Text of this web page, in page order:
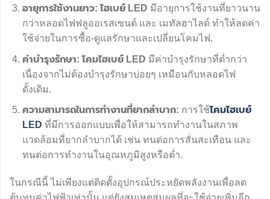
อายุการใช้งานยาว: ไฮเบย์ LED มีอายุการใช้งานที่ยาวนาน
กว่าหลอดไฟฟลูออเรสเซนต์ และ เมทัลฮาไลด์ ทำให้ลดค่า
ใช้จ่ายในการซื้อ-ดูแลรักษาและเปลี่ยนโคมไฟ.
ค่าบำรุงรักษา: โคมไฮเบย์ LED มีค่าบำรุงรักษาที่ต่ำกว่า
เนื่องจากไม่ต้องบำรุงรักษาบ่อยๆ เหมือนกับหลอดไฟ
ดั้งเดิม.
ความสามารถในการทำงานที่ยากลำบาก: การใช้โคมไฮเบย์
LED ที่มีการออกแบบเพื่อให้สามารถทำงานในสภาพ
แวดล้อมที่ยากลำบากได้ เช่น ทนต่อการสั่นสะเทือน และ
ทนต่อการทำงานในอุณหภูมิสูงหรือต่ำ.
ในกรณีนี้ ไม่เพียงแต่ติดตั้งอุปกรณ์ประหยัดพลังงานเพื่อลด